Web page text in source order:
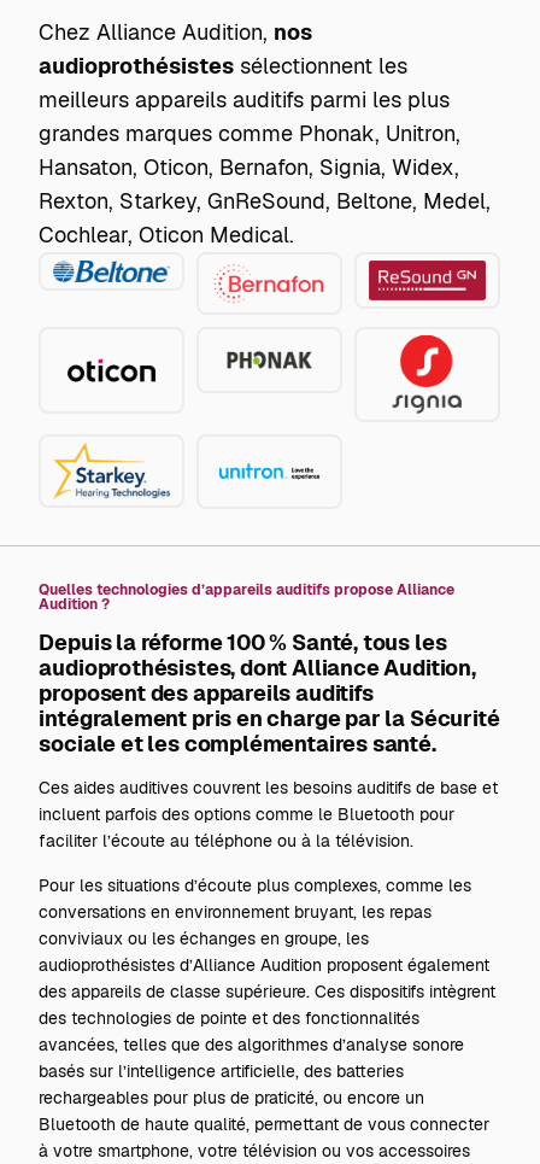
Chez Alliance Audition, nos
audioprothésistes sélectionnent les
meilleurs appareils auditifs parmi les plus
grandes marques comme Phonak, Unitron,
Hansaton, Oticon, Bernafon, Signia, Widex,
Rexton, Starkey, GnReSound, Beltone, Medel,
Cochlear, Oticon Medical.
Beltone
Bernafon
GN
ReSound
Oticon
Phonak
Signia
Starkey Unitron
Quelles technologies d’appareils auditifs propose Alliance
Audition ?
Depuis la réforme 100 % Santé, tous les
audioprothésistes, dont Alliance Audition,
proposent des appareils auditifs
intégralement pris en charge par la Sécurité
sociale et les complémentaires santé.
Ces aides auditives couvrent les besoins auditifs de base et
incluent parfois des options comme le Bluetooth pour
faciliter l’écoute au téléphone ou à la télévision.
Pour les situations d’écoute plus complexes, comme les
conversations en environnement bruyant, les repas
conviviaux ou les échanges en groupe, les
audioprothésistes d’Alliance Audition proposent également
des appareils de classe supérieure. Ces dispositifs intègrent
des technologies de pointe et des fonctionnalités
avancées, telles que des algorithmes d’analyse sonore
basés sur l’intelligence artificielle, des batteries
rechargeables pour plus de praticité, ou encore un
Bluetooth de haute qualité, permettant de vous connecter
à votre smartphone, votre télévision ou vos accessoires